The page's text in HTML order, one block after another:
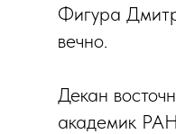
Фигура
вечно.
Декан
академик